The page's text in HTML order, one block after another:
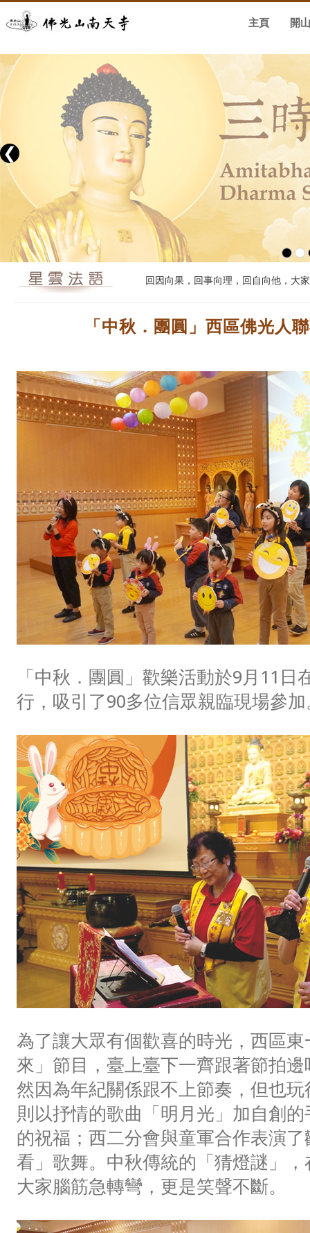
主頁 開
❮
回因向果，回事向理，回自向他，大
「中秋．團圓」西區佛光人
「中秋．團圓」歡樂活動於9月11
行，吸引了90多位信眾親臨現場參加
為了讓大眾有個歡喜的時光，西區
來」節目，臺上臺下一齊跟著節拍
然因為年紀關係跟不上節奏，但也
則以抒情的歌曲「明月光」加自創
的祝福；西二分會與童軍合作表演
看」歌舞。中秋傳統的「猜燈謎」
大家腦筋急轉彎，更是笑聲不斷。